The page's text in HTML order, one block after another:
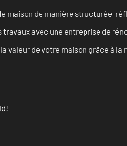
maison de manière structurée,
avec une entreprise de
valeur de votre maison grâce à la